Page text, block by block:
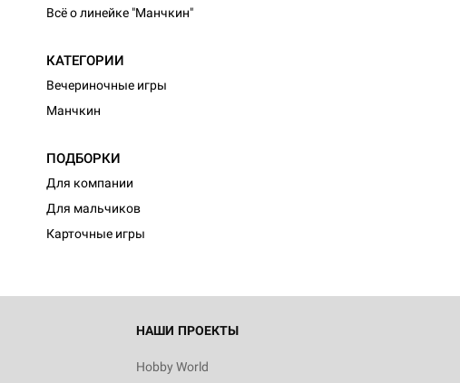
Всё о линейке "Манчкин"
КАТЕГОРИИ
Вечериночные игры
Манчкин
ПОДБОРКИ
Для компании
Для мальчиков
Карточные игры
НАШИ ПРОЕКТЫ
Hobby World